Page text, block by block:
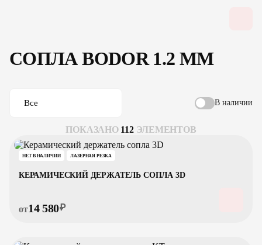
СОПЛА BODOR 1.2 ММ
Все В наличии
ПОКАЗАНО 112ЭЛЕМЕНТОВ
НЕТ В НАЛИЧИИ ЛАЗЕРНАЯ РЕЗКА
КЕРАМИЧЕСКИЙ ДЕРЖАТЕЛЬ СОПЛА 3D
от14 580₽